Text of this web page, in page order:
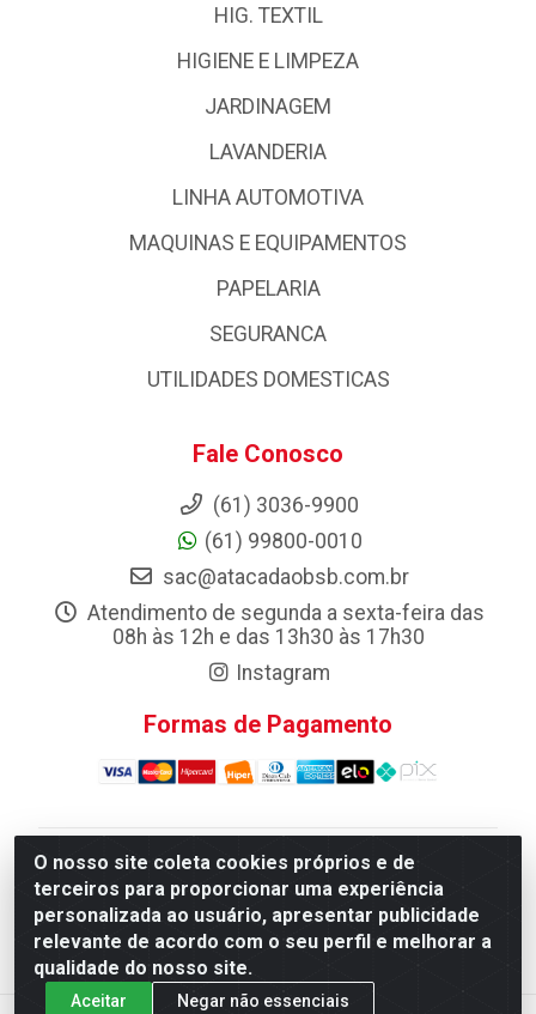
O nosso site coleta cookies próprios e de
terceiros para proporcionar uma experiência
personalizada ao usuário, apresentar publicidade
relevante de acordo com o seu perfil e melhorar a
qualidade do nosso site.
Aceitar Negar não essenciais
HIG. TEXTIL
HIGIENE E LIMPEZA
JARDINAGEM
LAVANDERIA
LINHA AUTOMOTIVA
MAQUINAS E EQUIPAMENTOS
PAPELARIA
SEGURANCA
UTILIDADES DOMESTICAS
Fale Conosco
(61) 3036-9900
(61) 99800-0010
sac@atacadaobsb.com.br
Atendimento de segunda a sexta-feira das
08h às 12h e das 13h30 às 17h30
Instagram
Formas de Pagamento
Atacadao da Limpeza F. Pereira Queiroz Comercio e
Distribuicao LTDA - Quadra Qi 10 Lotes 39 e, 41 - Setor
Industrial (Taguatinga), Brasília/DF - CEP 72.135-100 -
CNPJ 13.184.675/0001-80